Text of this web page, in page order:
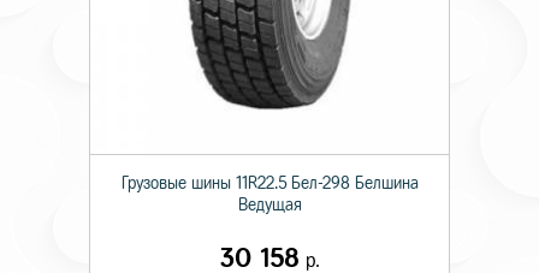
Грузовые шины 11R22.5 Бел-298 Белшина
Ведущая
30 158 р.